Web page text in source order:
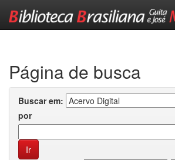
Página de busca
Buscar em:
por